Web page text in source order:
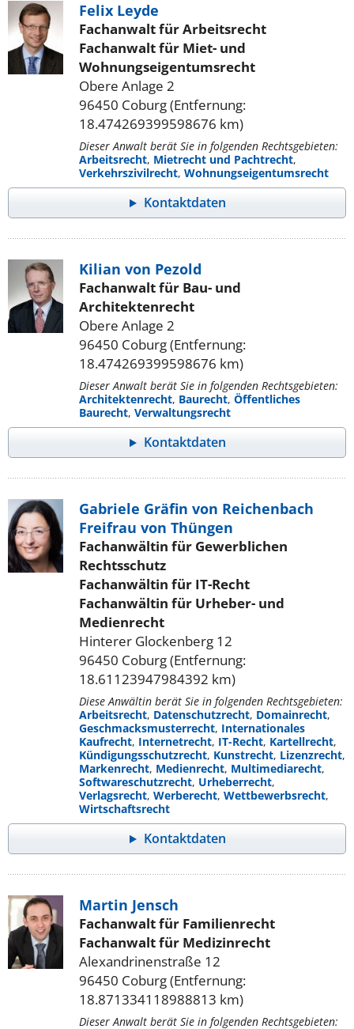
Felix Leyde
Fachanwalt für Arbeitsrecht
Fachanwalt für Miet- und
Wohnungseigentumsrecht
Obere Anlage 2
96450 Coburg (Entfernung:
18.474269399598676 km)
Dieser Anwalt berät Sie in folgenden Rechtsgebieten:
Arbeitsrecht, Mietrecht und Pachtrecht,
Verkehrszivilrecht, Wohnungseigentumsrecht
Kontaktdaten
Kilian von Pezold
Fachanwalt für Bau- und
Architektenrecht
Obere Anlage 2
96450 Coburg (Entfernung:
18.474269399598676 km)
Dieser Anwalt berät Sie in folgenden Rechtsgebieten:
Architektenrecht, Baurecht, Öffentliches
Baurecht, Verwaltungsrecht
Kontaktdaten
Gabriele Gräfin von Reichenbach
Freifrau von Thüngen
Fachanwältin für Gewerblichen
Rechtsschutz
Fachanwältin für IT-Recht
Fachanwältin für Urheber- und
Medienrecht
Hinterer Glockenberg 12
96450 Coburg (Entfernung:
18.61123947984392 km)
Diese Anwältin berät Sie in folgenden Rechtsgebieten:
Arbeitsrecht, Datenschutzrecht, Domainrecht,
Geschmacksmusterrecht, Internationales
Kaufrecht, Internetrecht, IT-Recht, Kartellrecht,
Kündigungsschutzrecht, Kunstrecht, Lizenzrecht,
Markenrecht, Medienrecht, Multimediarecht,
Softwareschutzrecht, Urheberrecht,
Verlagsrecht, Werberecht, Wettbewerbsrecht,
Wirtschaftsrecht
Kontaktdaten
Martin Jensch
Fachanwalt für Familienrecht
Fachanwalt für Medizinrecht
Alexandrinenstraße 12
96450 Coburg (Entfernung:
18.871334118988813 km)
Dieser Anwalt berät Sie in folgenden Rechtsgebieten: